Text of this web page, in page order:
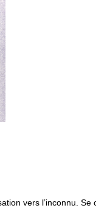
vers l’inconnu. Se